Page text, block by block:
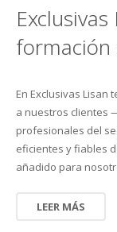
formación
En Exclusivas Lisan
a nuestros clientes
profesionales del
eficientes y fiables
añadido para
LEER MÁS